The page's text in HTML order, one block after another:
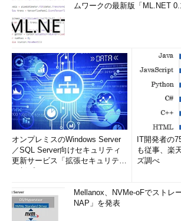
ムワークの最新版「ML.NET
オンプレミスのWindows Server
／SQL Server向けセキュリティ
更新サービス「拡張セキュリティ
IT開発者の
も従事、楽
ズ調べ
Mellanox、NVMe-oFでストレ
NAP」を発表